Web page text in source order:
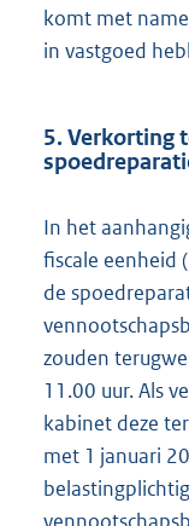
komt met
in vastgoed
5. Verkorting
In het
fiscale eenheid
de
zouden
11.00 uur. Als
kabinet deze
met 1 januari